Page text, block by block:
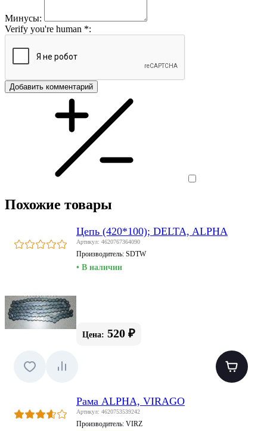
Минусы:
Verify you're human *:
Добавить комментарий
Похожие товары
Цепь (420*100); DELTA, ALPHA
Артикул: 4620767364090
Производитель: SDTW
• В наличии
Цена: 520 ₽
Рама ALPHA, VIRAGO
Артикул: 4620753539242
Производитель: VIRZ